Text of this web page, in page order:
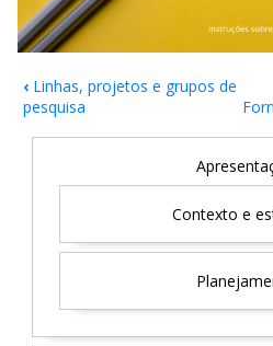
Links
de
para
‹ Linhas, projetos e grupos de
pesquisa
Contexto e